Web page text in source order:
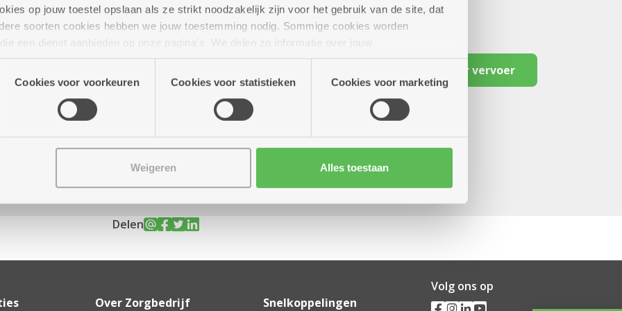
op jouw toestel opslaan als ze strikt noodzakelijk zijn voor het gebruik van de site, dat
soorten cookies hebben we jouw toestemming nodig. Sommige cookies worden
een dienst aanbieden op onze pagina's. We delen zo informatie over jouw
onze site voor social media, advertenties en analyse. Deze partners kunnen deze gegevens
die je aan hen verstrekte.
Cookies voor voorkeuren Cookies voor statistieken Cookies voor marketing
Weigeren Alles toestaan
Reserveer vervoer
Assistentiewoningen Kronenburg
Delen
Over Zorgbedrijf
Snelkoppelingen
Volg ons op